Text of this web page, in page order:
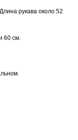
рукава около 52
60 см.